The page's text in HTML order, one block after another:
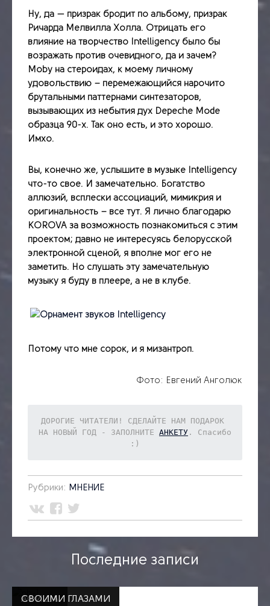
Ну, да — призрак бродит по альбому, призрак
Ричарда Мелвилла Холла. Отрицать его
влияние на творчество Intelligency было бы
возражать против очевидного, да и зачем?
Moby на стероидах, к моему личному
удовольствию – перемежающийся нарочито
брутальными паттернами синтезаторов,
вызывающих из небытия дух Depeche Mode
образца 90-х. Так оно есть, и это хорошо.
Имхо.
Вы, конечно же, услышите в музыке Intelligency
что-то свое. И замечательно. Богатство
аллюзий, всплески ассоциаций, мимикрия и
оригинальность – все тут. Я лично благодарю
KOROVA за возможность познакомиться с этим
проектом; давно не интересуясь белорусской
электронной сценой, я вполне мог его не
заметить. Но слушать эту замечательную
музыку я буду в плеере, а не в клубе.
Потому что мне сорок, и я мизантроп.
Фото: Евгений Анголюк
ДОРОГИЕ ЧИТАТЕЛИ! СДЕЛАЙТЕ НАМ ПОДАРОК
НА НОВЫЙ ГОД - ЗАПОЛНИТЕ АНКЕТУ. Спасибо
:)
Рубрики: МНЕНИЕ
Последние записи
СВОИМИ ГЛАЗАМИ
АФИША
СВОИМИ ГЛАЗАМИ